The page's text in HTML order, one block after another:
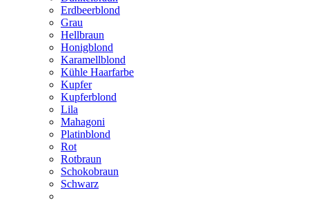
Erdbeerblond
Grau
Hellbraun
Honigblond
Karamellblond
Kühle Haarfarbe
Kupfer
Kupferblond
Lila
Mahagoni
Platinblond
Rot
Rotbraun
Schokobraun
Schwarz